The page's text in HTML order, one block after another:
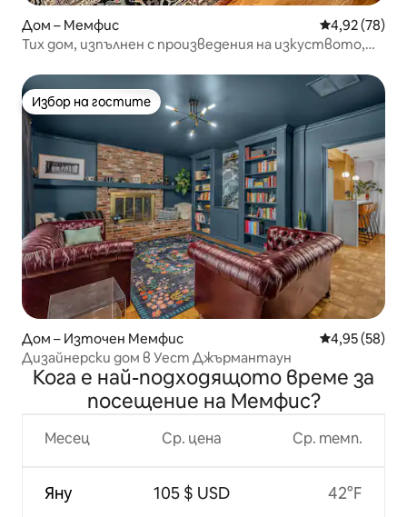
Дом – Мемфис Средна
4,92 (78)
Тих дом, изпълнен с произведения на изкуството,
Избор на гостите
Избор на гостите
Дом – Източен Мемфис Средна
4,95 (58)
Дизайнерски дом в Уест Джърмантаун
Кога е най-подходящото време за
посещение на Мемфис?
Месец
Яну
Ср. цена
105 $ USD
Ср. темп.
42°F